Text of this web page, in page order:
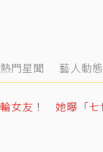
熱門星聞 藝人動態